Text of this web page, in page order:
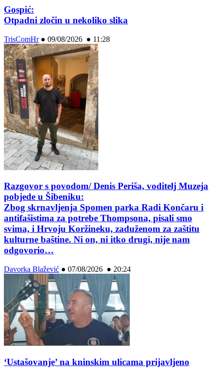
Gospić:
Otpadni zločin u nekoliko slika
TrisComHr● 09/08/2026 ● 11:28
Razgovor s povodom/ Denis Periša, voditelj Muzeja
pobjede u Šibeniku:
Zbog skrnavljenja Spomen parka Radi Končaru i
antifašistima za potrebe Thompsona, pisali smo
svima, i Hrvoju Koržineku, zaduženom za zaštitu
kulturne baštine. Ni on, ni itko drugi, nije nam
odgovorio…
Davorka Blažević ● 07/08/2026 ● 20:24
‘Ustašovanje’ na kninskim ulicama prijavljeno